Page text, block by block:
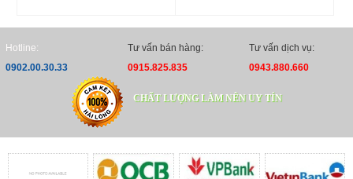
TẤN SCS1516 TẢI 15 TẤN
- Xuất xứ: HÀN QUỐC
- Tình trạng: nghĩa địa
- Năm sản xuất: 2015
- Tải trọng: 15 tấn
- Trả trước: 350 triệu
20 TAN SCS2016
- Xuất xứ: Nhập Khẩu
- Năm sản xuất: 2018
- Trả trước:
Hotline:
0902.00.30.33
Tư vấn bán hàng:
0915.825.835
Tư vấn dịch vụ:
0943.880.660
CHẤT LƯỢNG LÀM NÊN UY TÍN